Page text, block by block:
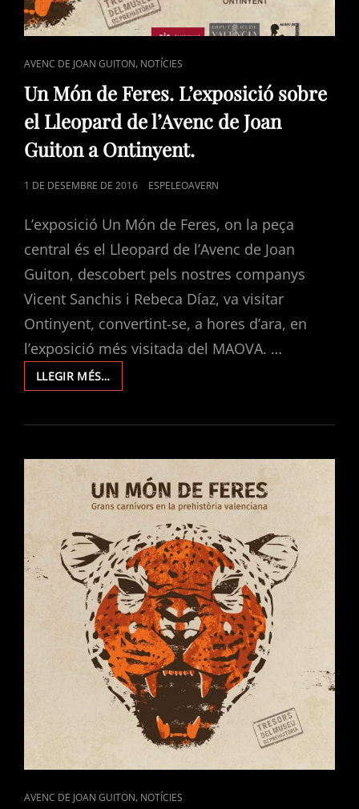
CAT
LINKS
AVENC DE JOAN GUITON, NOTÍCIES
Un Món de Feres. L’exposició sobre
el Lleopard de l’Avenc de Joan
Guiton a Ontinyent.
POSTED
1 DE DESEMBRE DE 2016 ESPELEOAVERN
L’exposició Un Món de Feres, on la peça
central és el Lleopard de l’Avenc de Joan
Guiton, descobert pels nostres companys
Vicent Sanchis i Rebeca Díaz, va visitar
Ontinyent, convertint-se, a hores d’ara, en
l’exposició més visitada del MAOVA. …
LLEGIR MÉS…UN
MÓN
FERES.
SOBRE
LLEOPARD
DE
L’AVENC
DE
JOAN
GUITON
A
ONTINYENT.
CAT
AVENC DE JOAN GUITON, NOTÍCIES